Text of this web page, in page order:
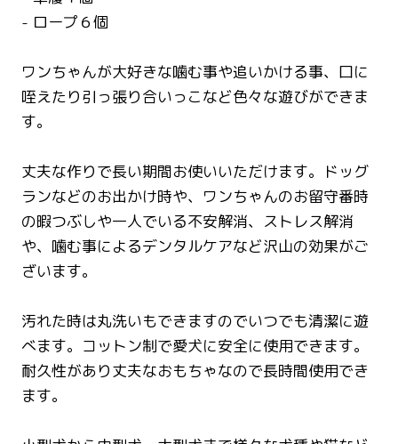
- ロープ６個
ワンちゃんが大好きな噛む事や追いかける事、口に
咥えたり引っ張り合いっこなど色々な遊びができま
す。
丈夫な作りで長い期間お使いいただけます。ドッグ
ランなどのお出かけ時や、ワンちゃんのお留守番時
の暇つぶしや一人でいる不安解消、ストレス解消
や、噛む事によるデンタルケアなど沢山の効果がご
ざいます。
汚れた時は丸洗いもできますのでいつでも清潔に遊
べます。コットン制で愛犬に安全に使用できます。
耐久性があり丈夫なおもちゃなので長時間使用でき
ます。